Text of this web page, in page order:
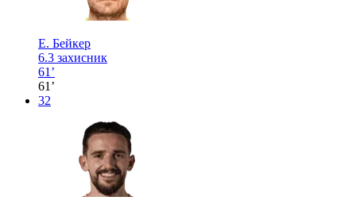
Е. Бейкер
6.3 захисник
61’
61’
32